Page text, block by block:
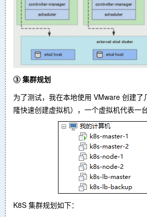
③ 集群规划
为了测试，我在本地使用 VMware 创建了
隆快速创建虚拟机），一个虚拟机代表一
K8S 集群规划如下：